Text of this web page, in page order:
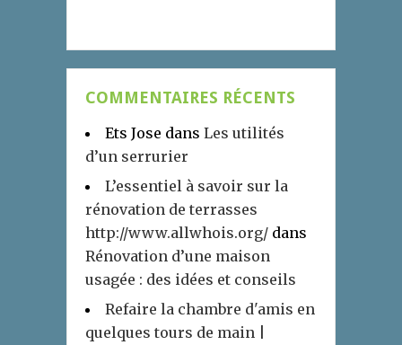
COMMENTAIRES RÉCENTS
Ets Jose dans Les utilités
d’un serrurier
L’essentiel à savoir sur la
rénovation de terrasses
http://www.allwhois.org/ dans
Rénovation d’une maison
usagée : des idées et conseils
Refaire la chambre d'amis en
quelques tours de main |